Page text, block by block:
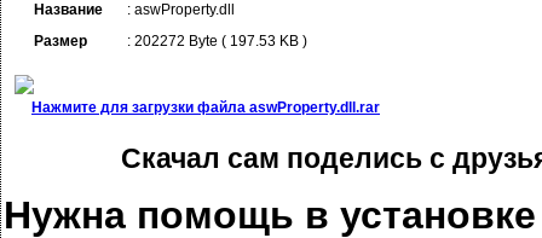
Название
: aswProperty.dll
Размер
: 202272 Byte ( 197.53 KB )
Нажмите для загрузки файла aswProperty.dll.rar
Скачал сам поделись с
Нужна помощь в